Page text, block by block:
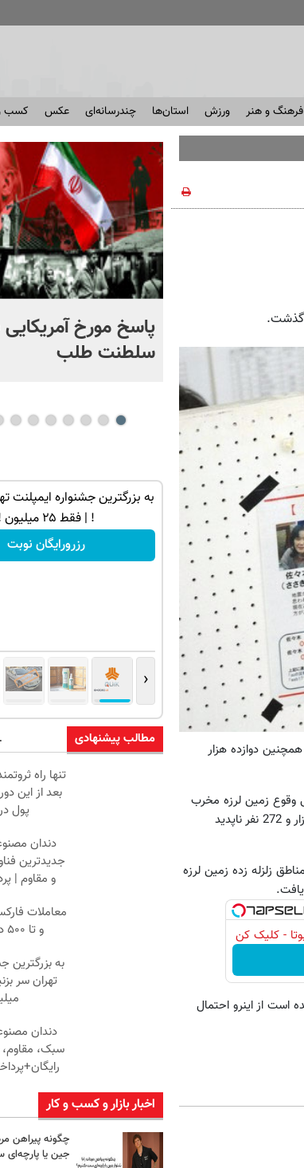
فرهنگ و هنر ورزش استان‌ها چندرسانه‌ای عکس کسب
گذشت.
دوازده هزار
وقوع زمین لرزه مخرب
در سواحل شمال شرقی این کشور شمار کشته شدگان تاکنون به 6هزار و 133 نفر رسیده و 12 هزار و 272 نفر ناپدید
زلزله زده زمین لرزه
- کلیک کن
است از اینرو احتمال
قطعه «گل
کرد | ببینید
پاسخ مورخ
سلطنت طلب
و با یکبار مراجعه فروخته
شد ✅
فروش
به بزرگترین جشنواره ایمپلنت
! | فقط ۲۵ میلیون !
رزرورایگان نوبت
‹
مطالب پیشنهادی
تنها راه
بعد از این
پول
دندان
جدیدترین
و مقاوم |
معاملات
و تا ۵۰۰ دلار بونوس
به بزرگترین
دندان
سبک،
اخبار بازار و کسب و کار
چگونه پیراهن
جین یا